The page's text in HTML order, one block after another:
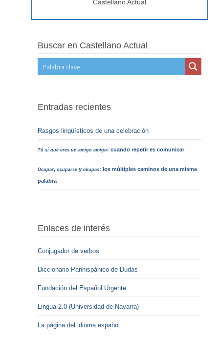
Castellano Actual
Buscar en Castellano Actual
Entradas recientes
Rasgos lingüísticos de una celebración
Tú sí que eres un amigo amigo: cuando repetir es comunicar
Ocupar,ocuparse yokupas: los múltiples caminos de una misma
palabra
Enlaces de interés
Conjugador de verbos
Diccionario Panhispánico de Dudas
Fundación del Español Urgente
Lingua 2.0 (Universidad de Navarra)
La página del idioma español